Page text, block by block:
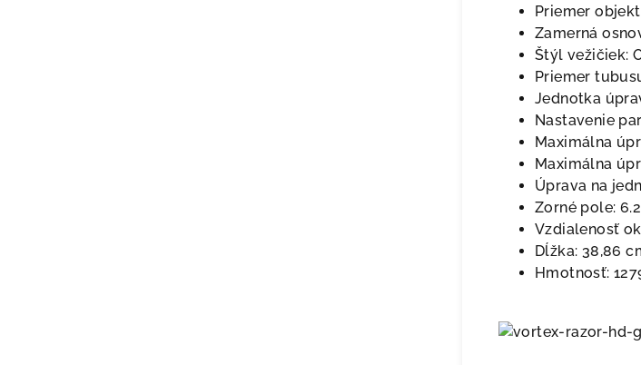
Priemer
Zamerná
Štýl vežičiek:
Priemer
Jednotka
Nastavenie
Maximálna
Maximálna
Úprava na
Zorné pole:
Vzdialenosť
Dĺžka: 38,86
Hmotnosť: